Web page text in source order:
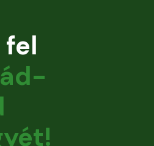
fel